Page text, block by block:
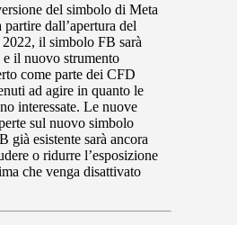
del simbolo di Meta
dall’apertura del
, il simbolo FB sarà
il nuovo strumento
come parte dei CFD
ad agire in quanto le
interessate. Le nuove
sul nuovo simbolo
esistente sarà ancora
o ridurre l’esposizione
che venga disattivato